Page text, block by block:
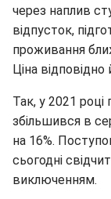
через наплив
відпусток,
проживання
Ціна
Так, у 2021 році
збільшився в
на 16%.
сьогодні
виключенням.